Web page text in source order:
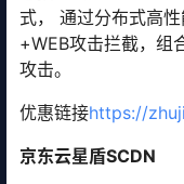
式， 通过分布式高
+WEB攻击拦截，组
攻击。
优惠链接https://
京东云星盾SCDN